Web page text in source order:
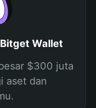
Wallet
$300 juta
aset dan